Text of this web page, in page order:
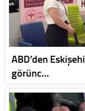
ABD’den
görünc…